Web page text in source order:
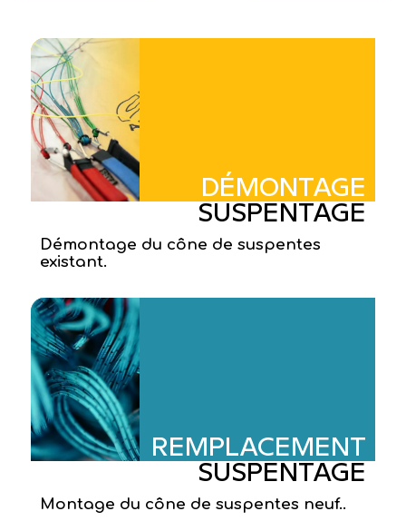
DÉMONTAGE
SUSPENTAGE
Démontage du cône de suspentes
existant.
REMPLACEMENT
SUSPENTAGE
Montage du cône de suspentes neuf..